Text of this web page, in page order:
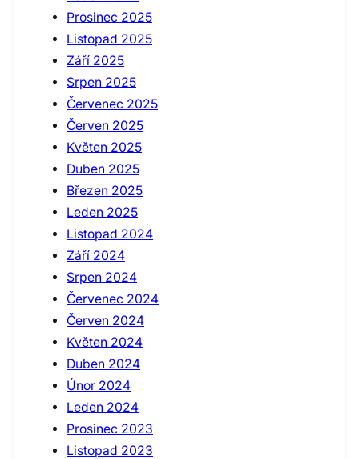
Prosinec 2025
Listopad 2025
Září 2025
Srpen 2025
Červenec 2025
Červen 2025
Květen 2025
Duben 2025
Březen 2025
Leden 2025
Listopad 2024
Září 2024
Srpen 2024
Červenec 2024
Červen 2024
Květen 2024
Duben 2024
Únor 2024
Leden 2024
Prosinec 2023
Listopad 2023